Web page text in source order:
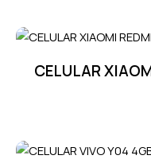
CELULAR